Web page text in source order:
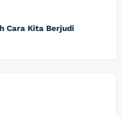
Cara Kita Berjudi